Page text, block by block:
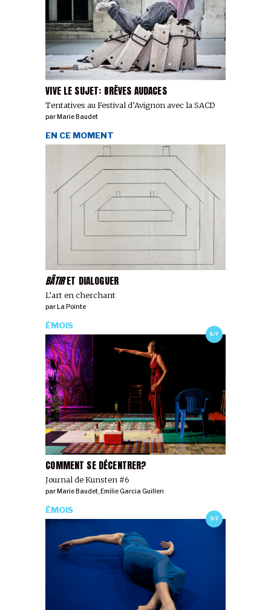
VIVE LE SUJET: BRÈVES AUDACES
Tentatives au Festival d’Avignon avec la SACD
parMarie Baudet
BÂTIRET DIALOGUER
L’art en cherchant
EN CE MOMENT
parLa Pointe
6/7
COMMENT SE DÉCENTRER?
Journal de Kunsten #6
ÉMOIS
parMarie Baudet,Emilie Garcia Guillen
5/7
ÉMOIS